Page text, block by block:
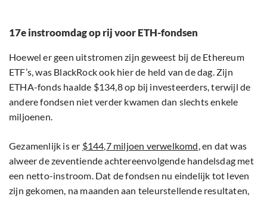
17e instroomdag op rij voor ETH-fondsen
Hoewel er geen uitstromen zijn geweest bij de Ethereum
ETF’s, was BlackRock ook hier de held van de dag. Zijn
ETHA-fonds haalde $134,8 op bij investeerders, terwijl de
andere fondsen niet verder kwamen dan slechts enkele
miljoenen.
Gezamenlijk is er $144,7 miljoen verwelkomd, en dat was
alweer de zeventiende achtereenvolgende handelsdag met
een netto-instroom. Dat de fondsen nu eindelijk tot leven
zijn gekomen, na maanden aan teleurstellende resultaten,